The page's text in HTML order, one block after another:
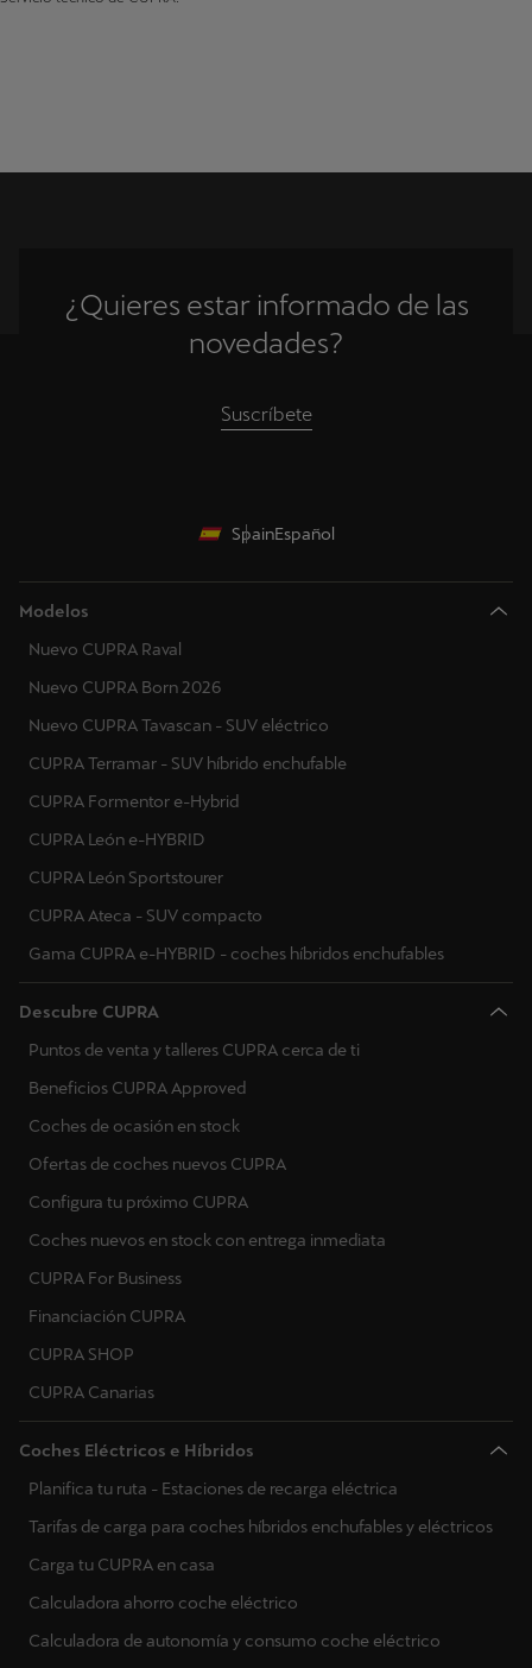
Italia
Malta
Países Bajos
Polonia
Portugal
Serbia
Eslovaquia
Ucrania
¿Quieres estar informado de las
novedades?
Suscríbete
SpainEspañol
Modelos
Nuevo CUPRA Raval
Nuevo CUPRA Born 2026
Nuevo CUPRA Tavascan - SUV eléctrico
CUPRA Terramar - SUV híbrido enchufable
CUPRA Formentor e-Hybrid
CUPRA León e-HYBRID
CUPRA León Sportstourer
CUPRA Ateca - SUV compacto
Gama CUPRA e-HYBRID - coches híbridos enchufables
Descubre CUPRA
Puntos de venta y talleres CUPRA cerca de ti
Beneficios CUPRA Approved
Coches de ocasión en stock
Ofertas de coches nuevos CUPRA
Configura tu próximo CUPRA
Coches nuevos en stock con entrega inmediata
CUPRA For Business
Financiación CUPRA
CUPRA SHOP
CUPRA Canarias
Coches Eléctricos e Híbridos
Planifica tu ruta - Estaciones de recarga eléctrica
Tarifas de carga para coches híbridos enchufables y eléctricos
Carga tu CUPRA en casa
Calculadora ahorro coche eléctrico
Calculadora de autonomía y consumo coche eléctrico